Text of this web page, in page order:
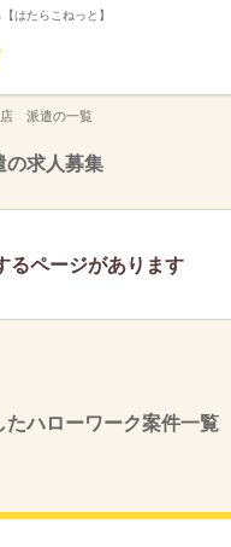
はたらこねっと】
派遣の一覧
求人募集
るページがあります
ハローワーク案件一覧